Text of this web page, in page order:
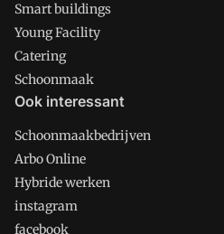
Smart buildings
Young Facility
Catering
Schoonmaak
Ook interessant
Schoonmaakbedrijven
Arbo Online
Hybride werken
instagram
facebook